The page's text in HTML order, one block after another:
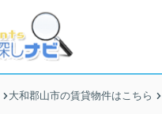
大和郡山市の賃貸物件はこちら